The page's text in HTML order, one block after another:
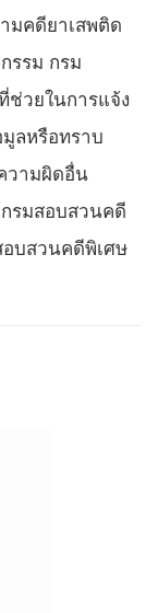
มคดียาเสพติด
รรม กรม
วยในการแจ้ง
ลหรือทราบ
วามผิดอื่น
รมสอบสวนคดี
อบสวนคดีพิเศษ